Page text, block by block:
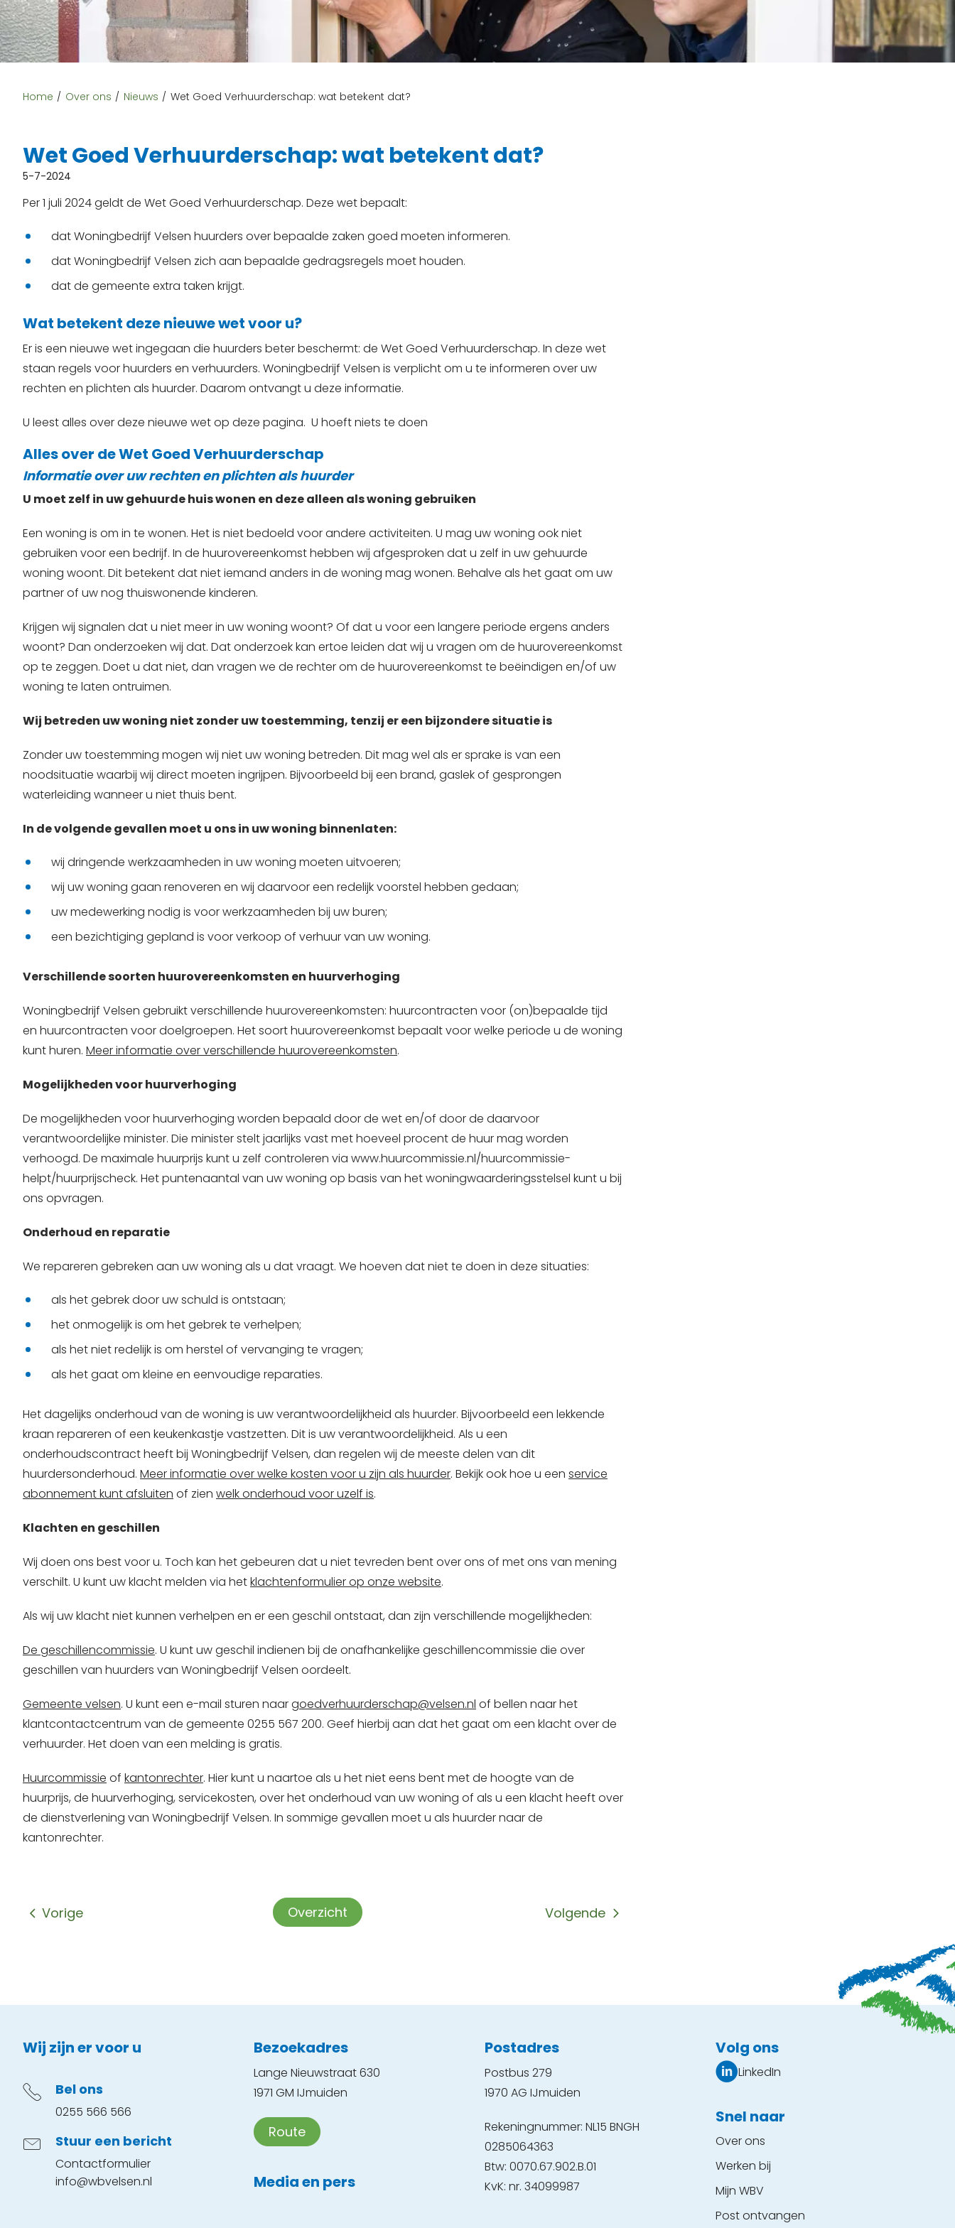
Home Over ons Nieuws Wet Goed Verhuurderschap: wat betekent dat?
Wet Goed Verhuurderschap: wat betekent dat?
5-7-2024
Per 1 juli 2024 geldt de Wet Goed Verhuurderschap. Deze wet bepaalt:
dat Woningbedrijf Velsen huurders over bepaalde zaken goed moeten informeren.
dat Woningbedrijf Velsen zich aan bepaalde gedragsregels moet houden.
dat de gemeente extra taken krijgt.
Wat betekent deze nieuwe wet voor u?
Er is een nieuwe wet ingegaan die huurders beter beschermt: de Wet Goed Verhuurderschap. In deze wet
staan regels voor huurders en verhuurders. Woningbedrijf Velsen is verplicht om u te informeren over uw
rechten en plichten als huurder. Daarom ontvangt u deze informatie.
U leest alles over deze nieuwe wet op deze pagina. U hoeft niets te doen
Alles over de Wet Goed Verhuurderschap
Informatie over uw rechten en plichten als huurder
U moet zelf in uw gehuurde huis wonen en deze alleen als woning gebruiken
Een woning is om in te wonen. Het is niet bedoeld voor andere activiteiten. U mag uw woning ook niet
gebruiken voor een bedrijf. In de huurovereenkomst hebben wij afgesproken dat u zelf in uw gehuurde
woning woont. Dit betekent dat niet iemand anders in de woning mag wonen. Behalve als het gaat om uw
partner of uw nog thuiswonende kinderen.
Krijgen wij signalen dat u niet meer in uw woning woont? Of dat u voor een langere periode ergens anders
woont? Dan onderzoeken wij dat. Dat onderzoek kan ertoe leiden dat wij u vragen om de huurovereenkomst
op te zeggen. Doet u dat niet, dan vragen we de rechter om de huurovereenkomst te beëindigen en/of uw
woning te laten ontruimen.
Wij betreden uw woning niet zonder uw toestemming, tenzij er een bijzondere situatie is
Zonder uw toestemming mogen wij niet uw woning betreden. Dit mag wel als er sprake is van een
noodsituatie waarbij wij direct moeten ingrijpen. Bijvoorbeeld bij een brand, gaslek of gesprongen
waterleiding wanneer u niet thuis bent.
In de volgende gevallen moet u ons in uw woning binnenlaten:
wij dringende werkzaamheden in uw woning moeten uitvoeren;
wij uw woning gaan renoveren en wij daarvoor een redelijk voorstel hebben gedaan;
uw medewerking nodig is voor werkzaamheden bij uw buren;
een bezichtiging gepland is voor verkoop of verhuur van uw woning.
Verschillende soorten huurovereenkomsten en huurverhoging
Woningbedrijf Velsen gebruikt verschillende huurovereenkomsten: huurcontracten voor (on)bepaalde tijd
en huurcontracten voor doelgroepen. Het soort huurovereenkomst bepaalt voor welke periode u de woning
kunt huren. Meer informatie over verschillende huurovereenkomsten.
Mogelijkheden voor huurverhoging
De mogelijkheden voor huurverhoging worden bepaald door de wet en/of door de daarvoor
verantwoordelijke minister. Die minister stelt jaarlijks vast met hoeveel procent de huur mag worden
verhoogd. De maximale huurprijs kunt u zelf controleren via www.huurcommissie.nl/huurcommissie-
helpt/huurprijscheck. Het puntenaantal van uw woning op basis van het woningwaarderingsstelsel kunt u bij
ons opvragen.
Onderhoud en reparatie
We repareren gebreken aan uw woning als u dat vraagt. We hoeven dat niet te doen in deze situaties:
als het gebrek door uw schuld is ontstaan;
het onmogelijk is om het gebrek te verhelpen;
als het niet redelijk is om herstel of vervanging te vragen;
als het gaat om kleine en eenvoudige reparaties.
Het dagelijks onderhoud van de woning is uw verantwoordelijkheid als huurder. Bijvoorbeeld een lekkende
kraan repareren of een keukenkastje vastzetten. Dit is uw verantwoordelijkheid. Als u een
onderhoudscontract heeft bij Woningbedrijf Velsen, dan regelen wij de meeste delen van dit
huurdersonderhoud. Meer informatie over welke kosten voor u zijn als huurder. Bekijk ook hoe u een service
abonnement kunt afsluiten of zien welk onderhoud voor uzelf is.
Klachten en geschillen
Wij doen ons best voor u. Toch kan het gebeuren dat u niet tevreden bent over ons of met ons van mening
verschilt. U kunt uw klacht melden via hetklachtenformulier op onze website.
Als wij uw klacht niet kunnen verhelpen en er een geschil ontstaat, dan zijn verschillende mogelijkheden:
De geschillencommissie. U kunt uw geschil indienen bij de onafhankelijke geschillencommissie die over
geschillen van huurders van Woningbedrijf Velsen oordeelt.
Gemeente velsen. U kunt een e-mail sturen naargoedverhuurderschap@velsen.nl of bellen naar het
klantcontactcentrum van de gemeente 0255 567 200. Geef hierbij aan dat het gaat om een klacht over de
verhuurder. Het doen van een melding is gratis.
Huurcommissie of kantonrechter. Hier kunt u naartoe als u het niet eens bent met de hoogte van de
huurprijs, de huurverhoging, servicekosten, over het onderhoud van uw woning of als u een klacht heeft over
de dienstverlening van Woningbedrijf Velsen. In sommige gevallen moet u als huurder naar de
kantonrechter.
Volgende
Overzicht
Vorige
Contactinformatie
Wij zijn er voor u
Bel ons
0255 566 566
Stuur een bericht
Contactformulier
info@wbvelsen.nl
Bezoekadres
Lange Nieuwstraat 630
1971 GM IJmuiden
Route
Media en pers
Postadres
Postbus 279
1970 AG IJmuiden
Rekeningnummer: NL15 BNGH
0285064363
Btw: 0070.67.902.B.01
KvK: nr. 34099987
Volg ons
LinkedIn
Snel naar
Over ons
Werken bij
Mijn WBV
Post ontvangen